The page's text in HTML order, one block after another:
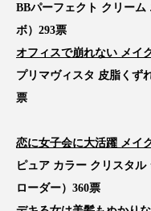
タンパク質
デジタルデトックス
ナイトプロテイン
パーソナライズ
BBパーフェクト クリーム
ボ）293票
オフィスで崩れない メイ
プリマヴィスタ 皮脂くず
票
恋に女子会に大活躍 メイ
ピュア カラー クリスタ
ローダー）360票